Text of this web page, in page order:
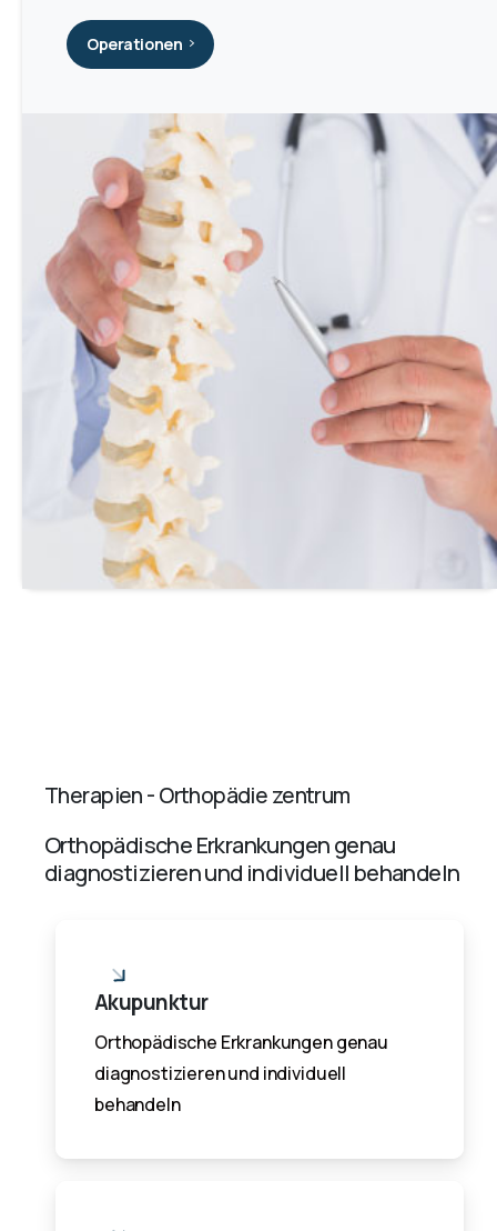
Operationen
Therapien - Orthopädie zentrum
Orthopädische Erkrankungen genau
diagnostizieren und individuell behandeln
Akupunktur
Orthopädische Erkrankungen genau
diagnostizieren und individuell
behandeln